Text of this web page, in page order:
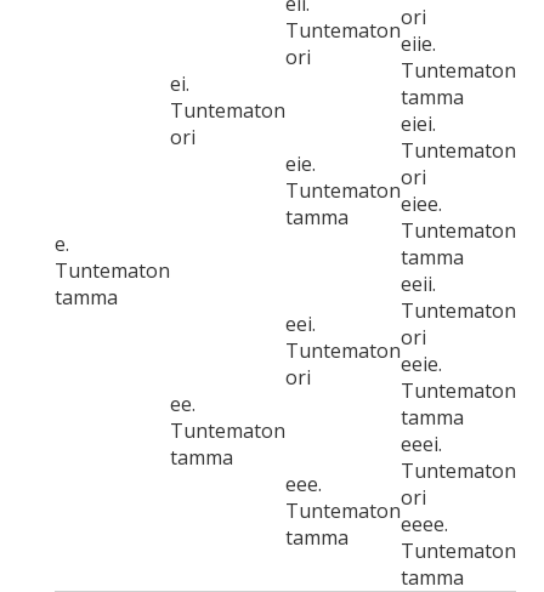
e.
Tuntematon
tamma
ei.
Tuntematon
ori
Tuntematon
ori
ori
eiie.
Tuntematon
tamma
eie.
Tuntematon
tamma
eiei.
Tuntematon
ori
eiee.
Tuntematon
tamma
ee.
Tuntematon
tamma
eei.
Tuntematon
ori
eeii.
Tuntematon
ori
eeie.
Tuntematon
tamma
eee.
Tuntematon
tamma
eeei.
Tuntematon
ori
eeee.
Tuntematon
tamma